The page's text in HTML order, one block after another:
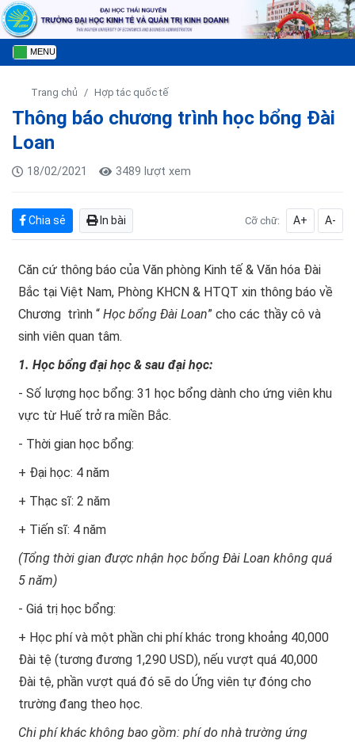
MENU
Trang chủ Hợp tác quốc tế
Thông báo chương trình học bổng Đài
Loan
18/02/2021 3489 lượt xem
Chia sẻ In bài Cỡ chữ: A+ A-
Căn cứ thông báo của Văn phòng Kinh tế & Văn hóa Đài
Bắc tại Việt Nam, Phòng KHCN & HTQT xin thông báo về
Chương trình “ Học bổng Đài Loan” cho các thầy cô và
sinh viên quan tâm.
1. Học bổng đại học & sau đại học:
- Số lượng học bổng: 31 học bổng dành cho ứng viên khu
vực từ Huế trở ra miền Bắc.
- Thời gian học bổng:
+ Đại học: 4 năm
+ Thạc sĩ: 2 năm
+ Tiến sĩ: 4 năm
(Tổng thời gian được nhận học bổng Đài Loan không quá
5 năm)
- Giá trị học bổng:
+ Học phí và một phần chi phí khác trong khoảng 40,000
Đài tệ (tương đương 1,290 USD), nếu vượt quá 40,000
Đài tệ, phần vượt quá đó sẽ do Ứng viên tự đóng cho
trường đang theo học.
Chi phí khác không bao gồm: phí do nhà trường ứng